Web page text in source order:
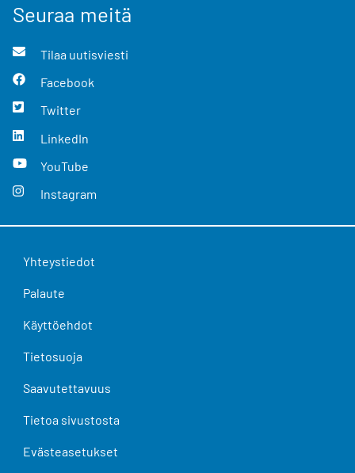
Seuraa meitä
Tilaa uutisviesti
Facebook
Twitter
LinkedIn
YouTube
Instagram
Yhteystiedot
Palaute
Käyttöehdot
Tietosuoja
Saavutettavuus
Tietoa sivustosta
Evästeasetukset